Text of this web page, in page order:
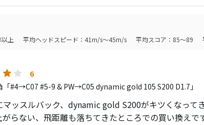
いでしょうが、中古でも十分良さを味わえる長く使
イアン、おすすめです。
上 平均ヘッドスピード：41m/s～45m/s 平均スコア：85～89
6
「#4→C07 #5-9 & PW→C05 dynamic gold 105 S200 D1.7」
ッスルバック、dynamic gold S200がキツくなって
らない、飛距離も落ちてきたところでの買い換えです